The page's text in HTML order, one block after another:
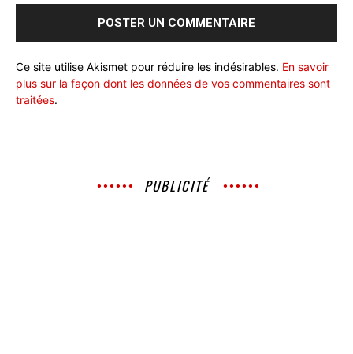
Ce site utilise Akismet pour réduire les indésirables. En savoir
plus sur la façon dont les données de vos commentaires sont
traitées.
PUBLICITÉ